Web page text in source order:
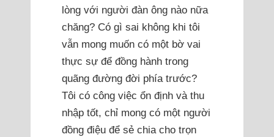
lòng với người đàn ông nào nữa
chăng? Có gì sai không khi tôi
vẫn mong muốn có một bờ vai
thực sự để đồng hành trong
quãng đường đời phía trước?
Tôi có công việc ổn định và thu
nhập tốt, chỉ mong có một người
đồng điệu để sẻ chia cho trọn